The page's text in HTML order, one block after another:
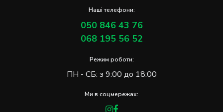
Наші телефони:
050 846 43 76
068 195 56 52
Режим роботи:
ПН - СБ: з 9:00 до 18:00
Ми в соцмережах: